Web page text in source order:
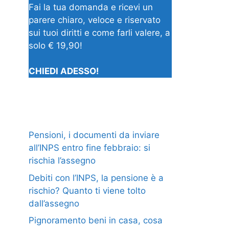
Fai la tua domanda e ricevi un
parere chiaro, veloce e riservato
sui tuoi diritti e come farli valere, a
solo € 19,90!
CHIEDI ADESSO!
Pensioni, i documenti da inviare
all’INPS entro fine febbraio: si
rischia l’assegno
Debiti con l’INPS, la pensione è a
rischio? Quanto ti viene tolto
dall’assegno
Pignoramento beni in casa, cosa